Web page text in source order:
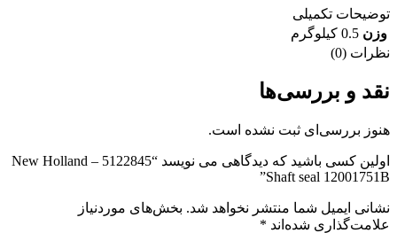
توضیحات تکمیلی
وزن 0.5 کیلوگرم
نظرات (0)
نقد و بررسی‌ها
هنوز بررسی‌ای ثبت نشده است.
اولین کسی باشید که دیدگاهی می نویسد “5122845 New Holland –
Shaft seal 12001751B”
نشانی ایمیل شما منتشر نخواهد شد. بخش‌های موردنیاز
علامت‌گذاری شده‌اند *